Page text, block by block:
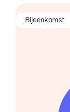
Bijeenkomst